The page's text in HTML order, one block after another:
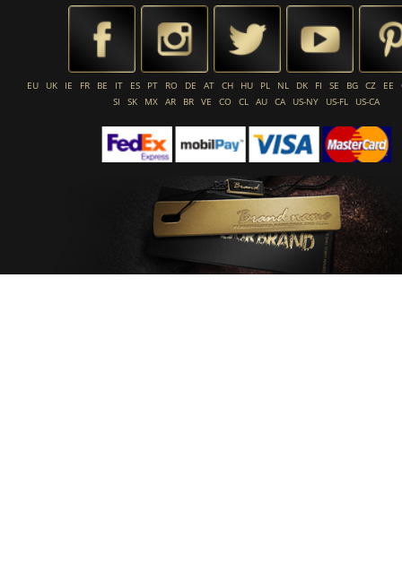
EU UK IE FR BE IT ES PT RO DE AT CH HU PL NL DK FI SE BG CZ EE
SI
SK MX AR BR VE CO CL AU CA US-NY US-FL US-CA